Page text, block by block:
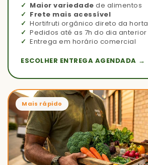
Maior variedade de alimentos
Frete mais acessível
Hortifruti orgânico direto da horta
Pedidos até as 7h do dia anterior
Entrega em horário comercial
ESCOLHER ENTREGA AGENDADA →
Mais rápido